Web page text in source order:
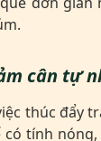
cân tự
thúc đẩy
tính